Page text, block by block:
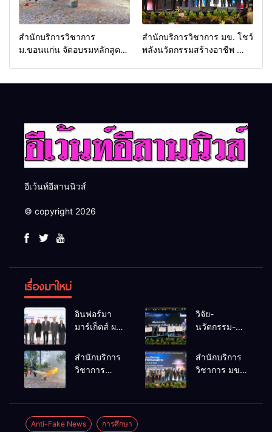
สำนักบริการวิชาการ
ม.ขอนแก่น จัดอบรมหลักสูตร
สำนักบริการวิชาการ มข. โชว์
พลังนวัตกรรมสร้างอาชีพ นำ
อีเว้นท์อีสานนิวส์
© copyright 2026
เรื่องมาใหม่
อินฟอร์มา
มาร์เก็ตส์ ผนึก
ธุรกิจท่อง
เที่ยว-บริการ
Thailand
2026 เชื่อม 4
งานใหญ่
วิจัย-
นวัตกรรม-
คือโอกาสใหม่
ของคนพิการ
เศรษฐกิจ
สำนักบริการ
วิชาการ
เพลิงขั้นต้น”
สำนักบริการ
วิชาการ มข.
Anti-Fake News การศึกษา